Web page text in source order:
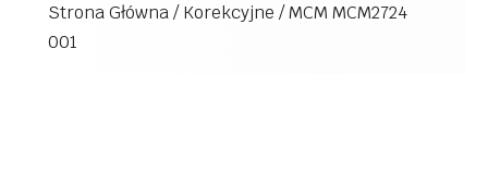
Strona Główna/Korekcyjne /MCM MCM2724
001